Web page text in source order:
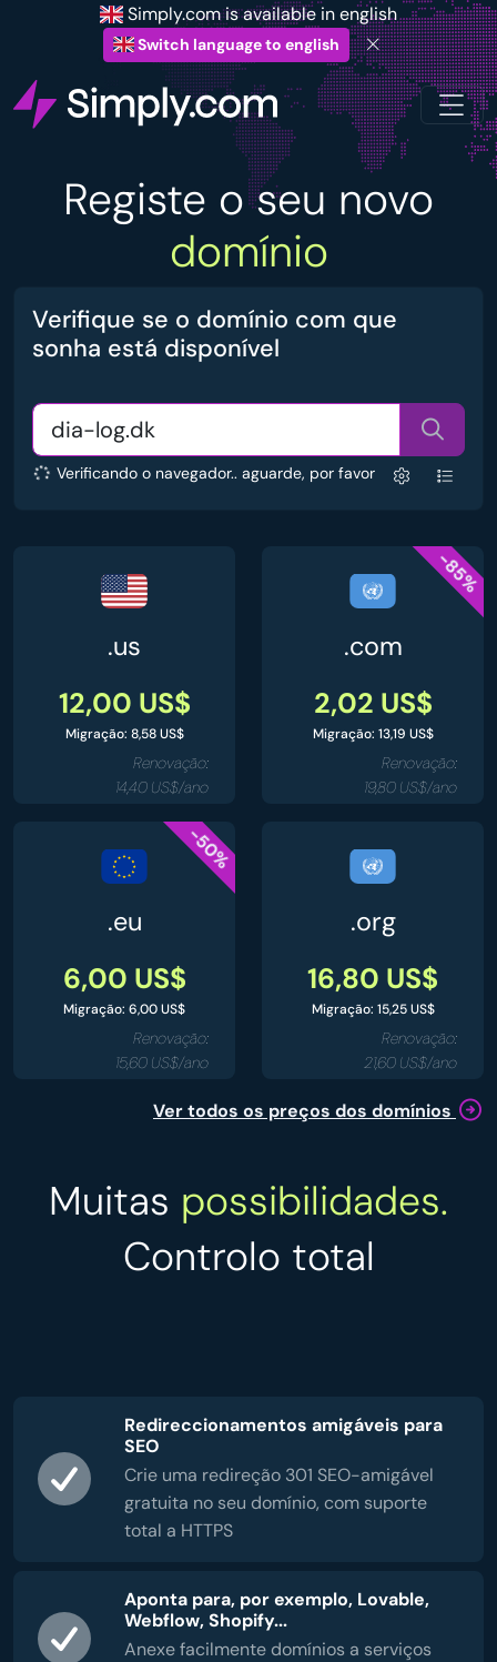
Simply.com is available in english
Switch language to english
Registe o seu novo
domínio
Verifique se o domínio com que
sonha está disponível
Verificando o navegador.. aguarde, por favor
.us
12,00 US$
Migração: 8,58 US$
Renovação:
14,40 US$/ano
-85%
.com
2,02 US$
Migração: 13,19 US$
Renovação:
19,80 US$/ano
-50%
.eu
6,00 US$
Migração: 6,00 US$
Renovação:
15,60 US$/ano
.org
16,80 US$
Migração: 15,25 US$
Renovação:
21,60 US$/ano
Ver todos os preços dos domínios
Muitas possibilidades.
Controlo total
Redireccionamentos amigáveis para
SEO
Crie uma redireção 301 SEO-amigável
gratuita no seu domínio, com suporte
total a HTTPS
Aponta para, por exemplo, Lovable,
Webflow, Shopify...
Anexe facilmente domínios a serviços